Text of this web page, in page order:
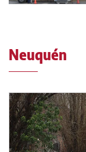
Neuquén